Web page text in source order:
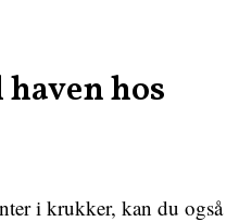
hos
i krukker, kan du også